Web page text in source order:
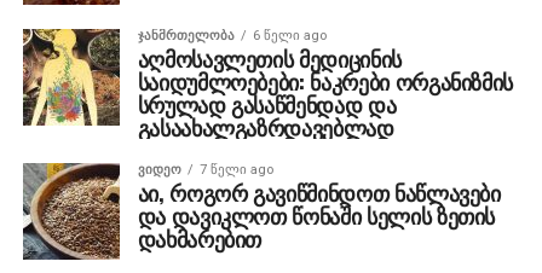
ᲯᲐᲜᲛᲠᲗᲔᲚᲝᲑᲐ 6 წელი ago
აღმოსავლეთის მედიცინის
საიდუმლოებები: ნაკრები ორგანიზმის
სრულად გასაწმენდად და
გასაახალგაზრდავებლად
ᲕᲘᲓᲔᲝ 7 წელი ago
აი, როგორ გავიწმინდოთ ნაწლავები
და დავიკლოთ წონაში სელის ზეთის
დახმარებით